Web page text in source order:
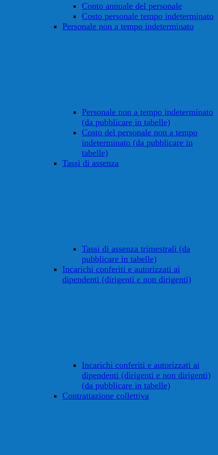
Conto annuale del personale
Costo personale tempo indeterminato
Personale non a tempo indeterminato
Personale non a tempo indeterminato
(da pubblicare in tabelle)
Costo del personale non a tempo
indeterminato (da pubblicare in
tabelle)
Tassi di assenza
Tassi di assenza trimestrali (da
pubblicare in tabelle)
Incarichi conferiti e autorizzati ai
dipendenti (dirigenti e non dirigenti)
Incarichi conferiti e autorizzati ai
dipendenti (dirigenti e non dirigenti)
(da pubblicare in tabelle)
Contrattazione collettiva